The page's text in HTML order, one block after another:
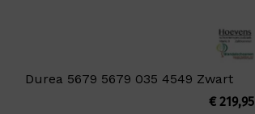
Durea 5679 5679 035 4549 Zwart
€219,95